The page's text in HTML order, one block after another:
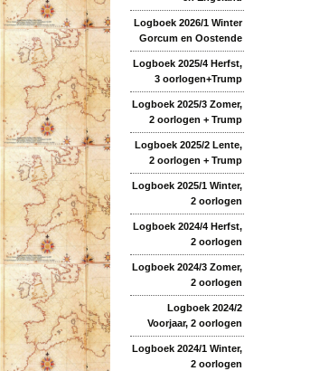
Logboek 2026/1 Winter
Gorcum en Oostende
Logboek 2025/4 Herfst,
3 oorlogen+Trump
Logboek 2025/3 Zomer,
2 oorlogen + Trump
Logboek 2025/2 Lente,
2 oorlogen + Trump
Logboek 2025/1 Winter,
2 oorlogen
Logboek 2024/4 Herfst,
2 oorlogen
Logboek 2024/3 Zomer,
2 oorlogen
Logboek 2024/2
Voorjaar, 2 oorlogen
Logboek 2024/1 Winter,
2 oorlogen